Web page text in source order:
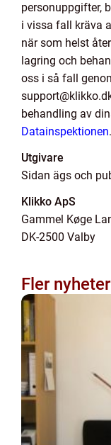
personuppgifter,
i vissa fall kräva
när som helst
lagring och
oss i så fall
behandling av
Datainspektionen.
Utgivare
Sidan ägs och
Klikko ApS
Gammel Køge
DK-2500 Valby
Fler nyheter